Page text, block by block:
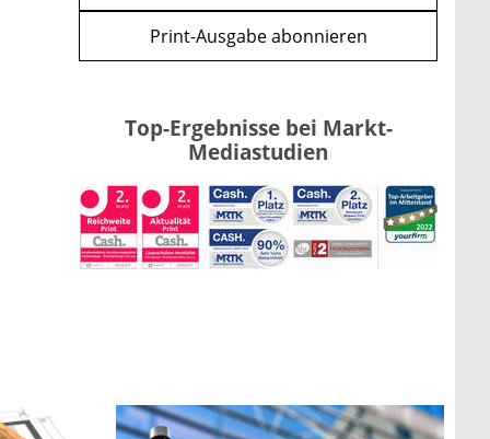
Print-Ausgabe abonnieren
Top-Ergebnisse bei Markt-
Mediastudien